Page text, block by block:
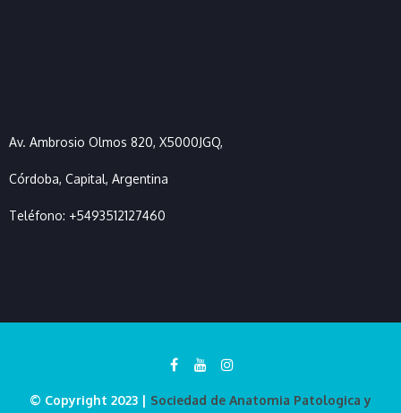
Av. Ambrosio Olmos 820, X5000JGQ,
Córdoba, Capital, Argentina
Teléfono: +5493512127460
© Copyright 2023 | Sociedad de Anatomia Patologica y